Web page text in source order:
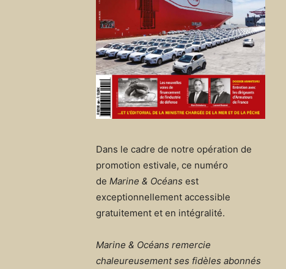
Dans le cadre de notre opération de
promotion estivale, ce numéro
de Marine & Océans est
exceptionnellement accessible
gratuitement et en intégralité.
Marine & Océans remercie
chaleureusement ses fidèles abonnés